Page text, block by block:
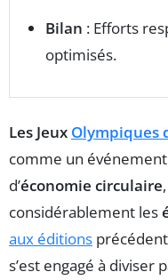
Bilan : Efforts
optimisés.
Les Jeux Olympiques
comme un
d’économie circulaire
considérablement les
aux éditions
s’est engagé à diviser